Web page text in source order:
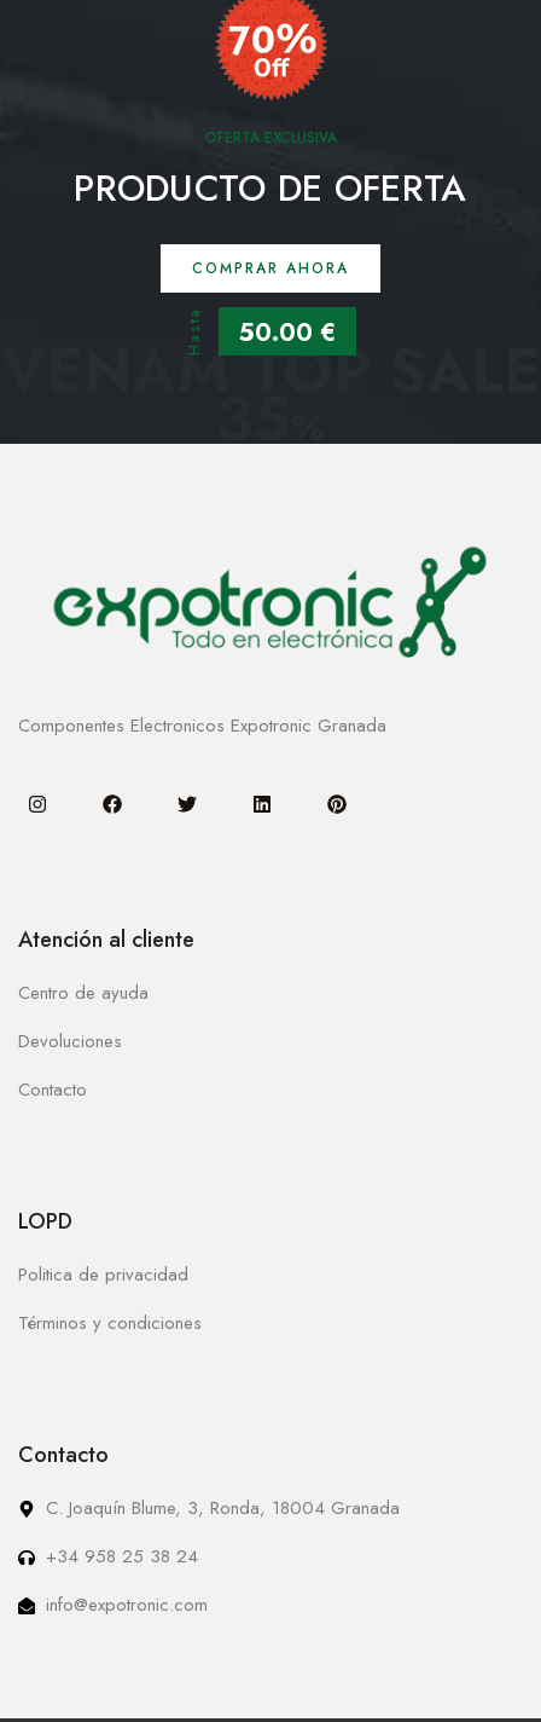
OFERTA EXCLUSIVA
PRODUCTO DE OFERTA
COMPRAR AHORA
Hasta 50.00 €
VENAM TOP SALE
35
Componentes Electronicos Expotronic Granada
Atención al cliente
Centro de ayuda
Devoluciones
Contacto
LOPD
Politica de privacidad
Términos y condiciones
Contacto
C. Joaquín Blume, 3, Ronda, 18004 Granada
+34 958 25 38 24
info@expotronic.com